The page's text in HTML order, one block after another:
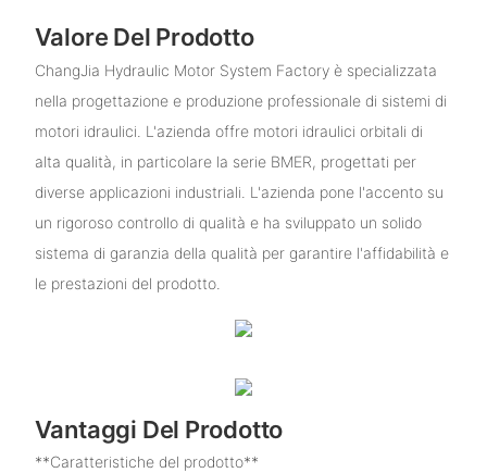
Valore Del Prodotto
ChangJia Hydraulic Motor System Factory è specializzata
nella progettazione e produzione professionale di sistemi di
motori idraulici. L'azienda offre motori idraulici orbitali di
alta qualità, in particolare la serie BMER, progettati per
diverse applicazioni industriali. L'azienda pone l'accento su
un rigoroso controllo di qualità e ha sviluppato un solido
sistema di garanzia della qualità per garantire l'affidabilità e
le prestazioni del prodotto.
Vantaggi Del Prodotto
**Caratteristiche del prodotto**